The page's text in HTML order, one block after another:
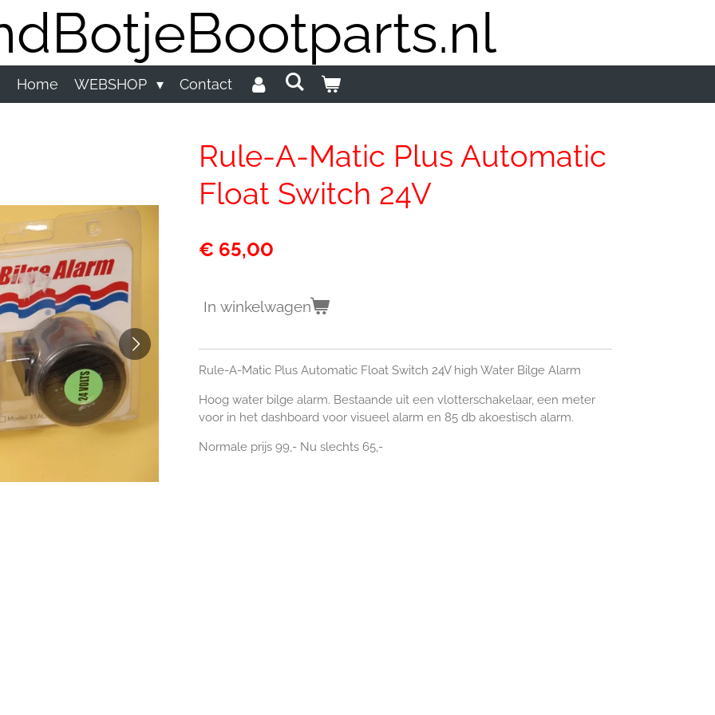
Home WEBSHOP Contact
Rule-A-Matic Plus Automatic
Float Switch 24V
€ 65,00
In winkelwagen
Rule-A-Matic Plus Automatic Float Switch 24V high Water Bilge Alarm
Hoog water bilge alarm. Bestaande uit een vlotterschakelaar, een meter
voor in het dashboard voor visueel alarm en 85 db akoestisch alarm.
Normale prijs 99,- Nu slechts 65,-